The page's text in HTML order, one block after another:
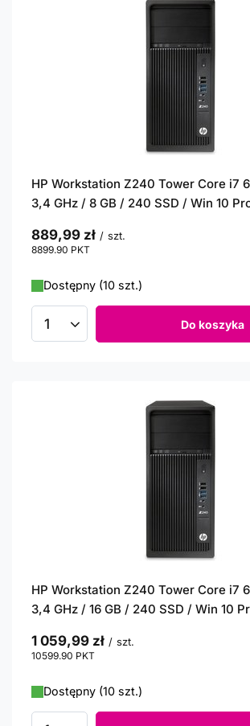
HP Workstation Z240 Tower Core i7
3,4 GHz / 8 GB / 240 SSD / Win 10
889,99 zł / szt.
8899.90 PKT
Dostępny (10 szt.)
Ilość produktów Do koszyka
HP Workstation Z240 Tower Core i7
3,4 GHz / 16 GB / 240 SSD / Win 10
1 059,99 zł / szt.
10599.90 PKT
Dostępny (10 szt.)